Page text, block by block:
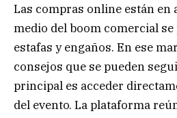
Las compras online están en
medio del boom comercial se
estafas y engaños. En ese
consejos que se pueden
principal es acceder
del evento. La plataforma